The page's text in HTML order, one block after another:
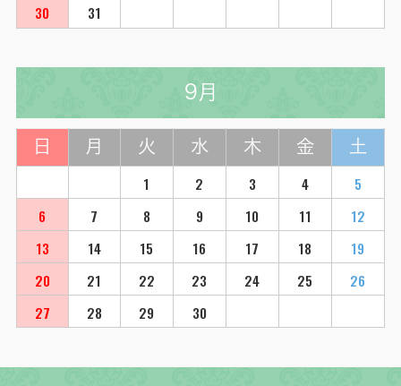
30
31
9月
日 月 火 水 木 金 土
1 2 3 4
5
6
7 8 9 10 11
12
13
14 15 16 17 18
19
20
21 22 23 24 25
26
27
28 29 30